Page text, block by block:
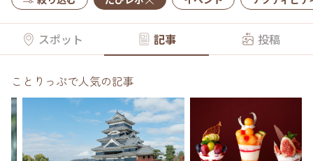
スポット 記事 投稿
ことりっぷで人気の記事